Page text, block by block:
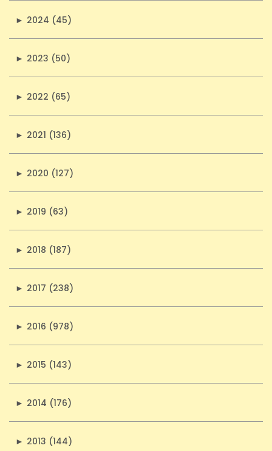
► 2024 (45)
► 2023 (50)
► 2022 (65)
► 2021 (136)
► 2020 (127)
► 2019 (63)
► 2018 (187)
► 2017 (238)
► 2016 (978)
► 2015 (143)
► 2014 (176)
► 2013 (144)